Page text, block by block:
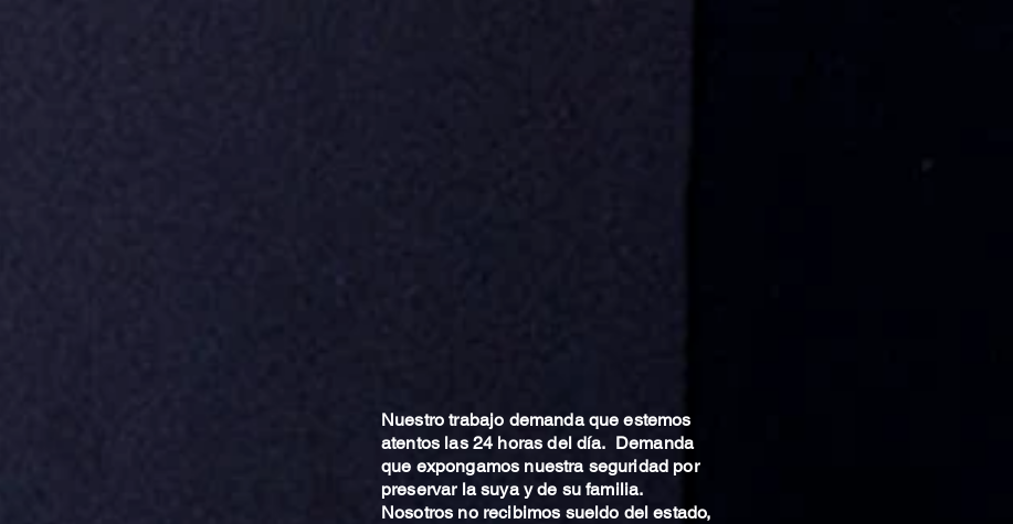
Nuestro trabajo demanda que estemos
atentos las 24 horas del día. Demanda
que expongamos nuestra seguridad por
preservar la suya y de su familia.
Nosotros no recibimos sueldo del estado,